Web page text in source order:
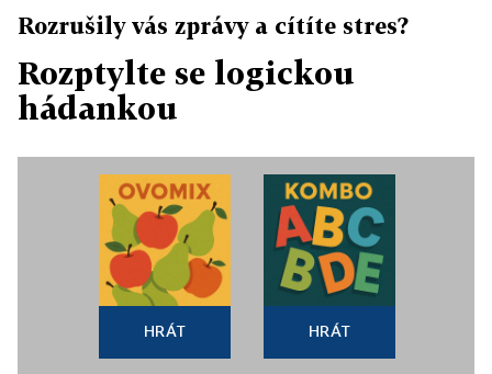
Rozrušily vás zprávy a cítíte stres?
Rozptylte se logickou
hádankou
HRÁT HRÁT